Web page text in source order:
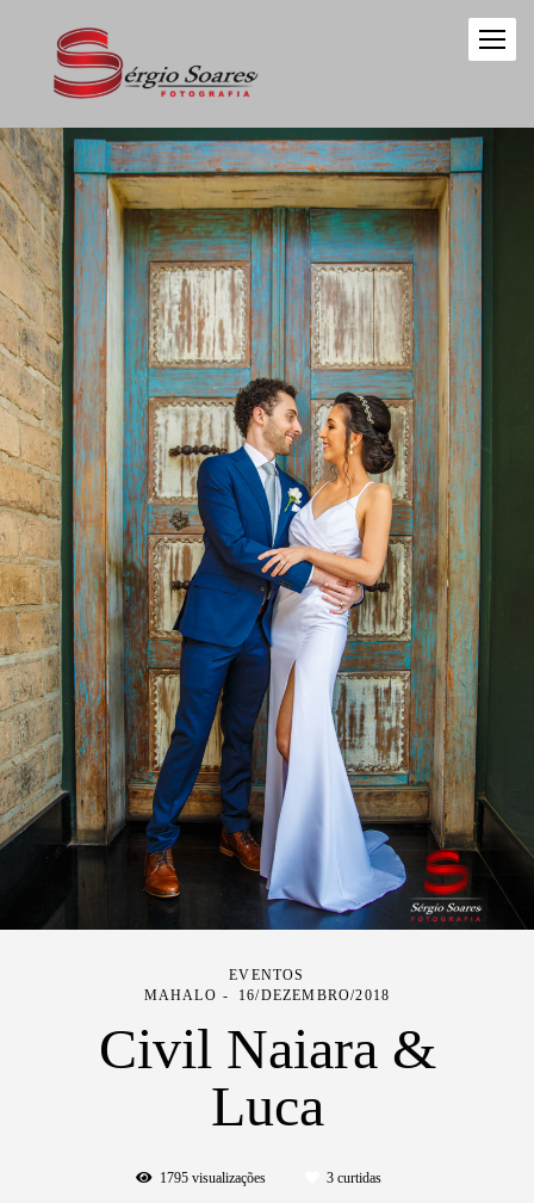
EVENTOS
MAHALO
16/DEZEMBRO/2018
Civil Naiara &
Luca
1795visualizações 3curtidas